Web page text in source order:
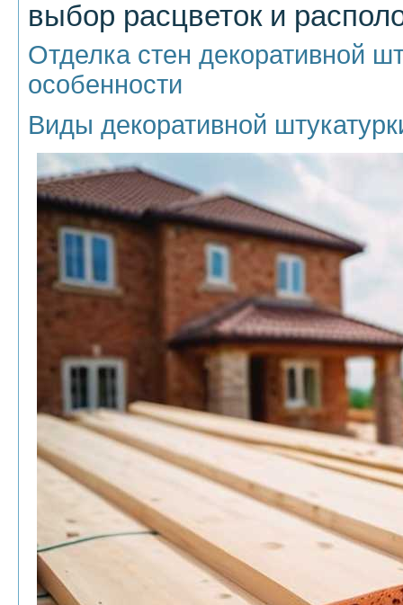
выбор расцветок и
Отделка стен декоративной
особенности
Виды декоративной